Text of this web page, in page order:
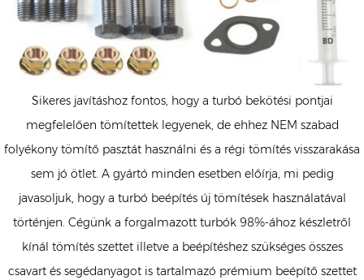
Sikeres javításhoz fontos, hogy a turbó bekötési pontjai
megfelelően tömítettek legyenek, de ehhez NEM szabad
folyékony tömítő pasztát használni és a régi tömítés visszarakása
sem jó ötlet. A gyártó minden esetben előírja, mi pedig
javasoljuk, hogy a turbó beépítés új tömítések használatával
történjen. Cégünk a forgalmazott turbók 98%-ához készletről
kínál tömítés szettet illetve a beépítéshez szükséges összes
csavart és segédanyagot is tartalmazó prémium beépítő szettet